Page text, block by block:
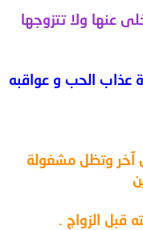
عنها ولا تتزوجها
عذاب الحب و عواقبه
آخر وتظل مشغولة
قبل الزواج .